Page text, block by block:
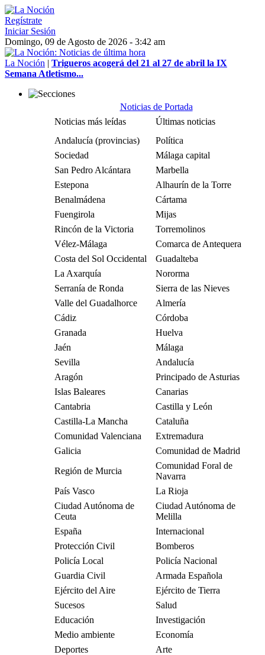
Regístrate
Iniciar Sesión
Domingo, 09 de Agosto de 2026 - 3:42 am
La Noción | Trigueros acogerá del 21 al 27 de abril la IX
Semana Atletismo...
Noticias de Portada
Noticias más leídas
Últimas noticias
Andalucía (provincias)
Política
Sociedad
Málaga capital
San Pedro Alcántara
Marbella
Estepona
Alhaurín de la Torre
Benalmádena
Cártama
Fuengirola
Mijas
Rincón de la Victoria
Torremolinos
Vélez-Málaga
Comarca de Antequera
Costa del Sol Occidental
Guadalteba
La Axarquía
Nororma
Serranía de Ronda
Sierra de las Nieves
Valle del Guadalhorce
Almería
Cádiz
Córdoba
Granada
Huelva
Jaén
Málaga
Sevilla
Andalucía
Aragón
Principado de Asturias
Islas Baleares
Canarias
Cantabria
Castilla y León
Castilla-La Mancha
Cataluña
Comunidad Valenciana
Extremadura
Galicia
Comunidad de Madrid
Región de Murcia
Comunidad Foral de
Navarra
País Vasco
La Rioja
Ciudad Autónoma de
Ceuta
Ciudad Autónoma de
Melilla
España
Internacional
Protección Civil
Bomberos
Policía Local
Policía Nacional
Guardia Civil
Armada Española
Ejército del Aire
Ejército de Tierra
Sucesos
Salud
Educación
Investigación
Medio ambiente
Economía
Deportes
Arte